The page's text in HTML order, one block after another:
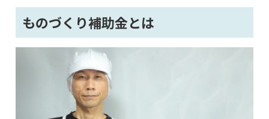
ものづくり補助金とは